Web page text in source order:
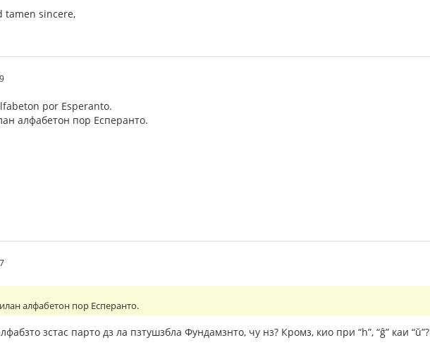
tamen sincere,
por Esperanto.
алфабетон пор Есперанто.
алфабетон пор Есперанто.
зстас парто дз ла пзтушзбла Фундамзнто, чу нз? Кромз, кио при “h”, “ĝ” каи “ŭ”?